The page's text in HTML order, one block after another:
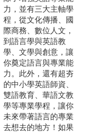
力，並有三大主軸學
程，從文化傳播、國
際商務、數位人文，
到語言學與英語教
學、文學與創意，讓
你奠定語言與專業能
力。此外，還有超夯
的中小學英語師資、
雙語教育、華語文教
學等專業學程，讓你
未來帶著語言的專業
去想去的地方！如果